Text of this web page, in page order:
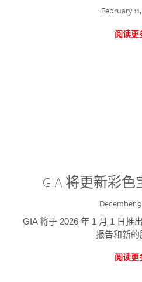
February
阅读更
GIA 将更新彩
December
GIA 将于 2026 年 1 月 1 日推
报告和新的
阅读更